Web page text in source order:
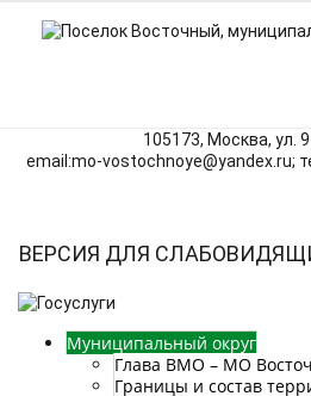
105173, Москва, ул.
email:mo‑vostochnoye@yandex.ru;
ВЕРСИЯ ДЛЯ
Муниципальный округ
Глава ВМО – МО
Границы и состав